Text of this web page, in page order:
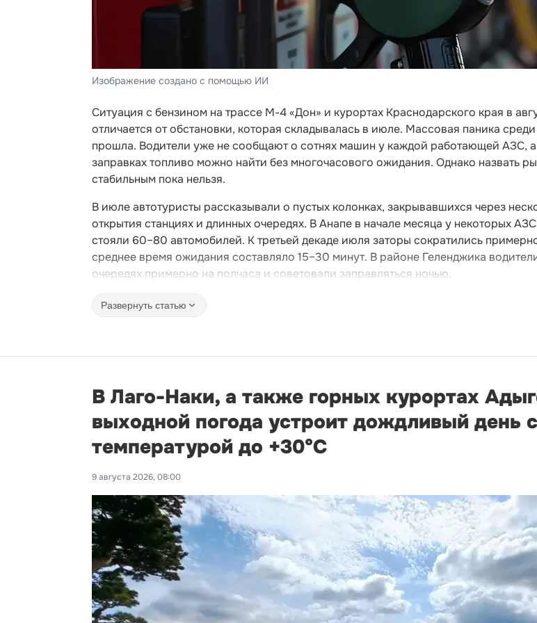
Изображение создано с помощью ИИ
Ситуация с бензином на трассе М-4 «Дон» и курортах Краснодарского края в
отличается от обстановки, которая складывалась в июле. Массовая паника
прошла. Водители уже не сообщают о сотнях машин у каждой работающей АЗС,
заправках топливо можно найти без многочасового ожидания. Однако назвать
стабильным пока нельзя.
В июле автотуристы рассказывали о пустых колонках, закрывавшихся через
открытия станциях и длинных очередях. В Анапе в начале месяца у некоторых
стояли 60–80 автомобилей. К третьей декаде июля заторы сократились
среднее время ожидания составляло 15–30 минут. В районе Геленджика
очередях примерно на полчаса и советовали заправляться ночью.
Развернуть статью
В Лаго-Наки, а также горных курортах
выходной погода устроит дождливый день
температурой до +30°С
9 августа 2026, 08:00